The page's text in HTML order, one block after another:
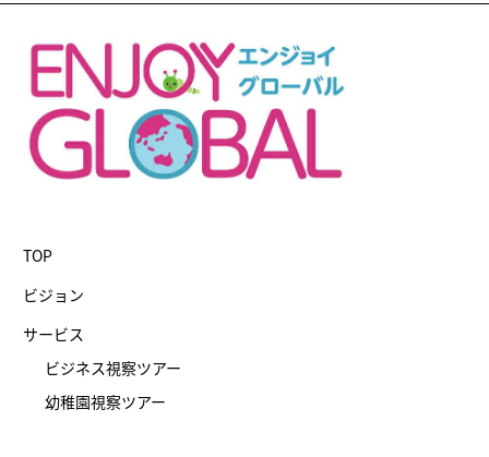
TOP
ビジョン
サービス
ビジネス視察ツアー
幼稚園視察ツアー